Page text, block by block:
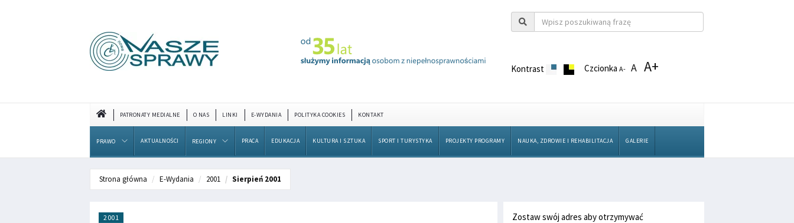
Kontrast CzcionkaA- A A+
PATRONATY MEDIALNE O NAS LINKI E-WYDANIA POLITYKA COOKIES KONTAKT
PRAWO AKTUALNOŚCI REGIONY PRACA EDUKACJA KULTURA I SZTUKA SPORT I TURYSTYKA PROJEKTY PROGRAMY NAUKA, ZDROWIE I REHABILITACJA GALERIE
Strona główna E-Wydania 2001 Sierpień 2001
2001
Zostaw swój adres aby otrzymywać